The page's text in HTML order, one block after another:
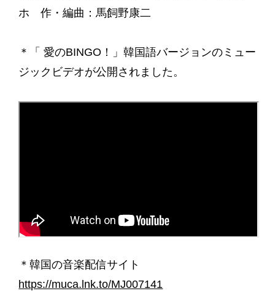
ホ 作・編曲：馬飼野康二
＊「 愛のBINGO！」韓国語バージョンのミュー
ジックビデオが公開されました。
＊韓国の音楽配信サイト
https://muca.lnk.to/MJ007141